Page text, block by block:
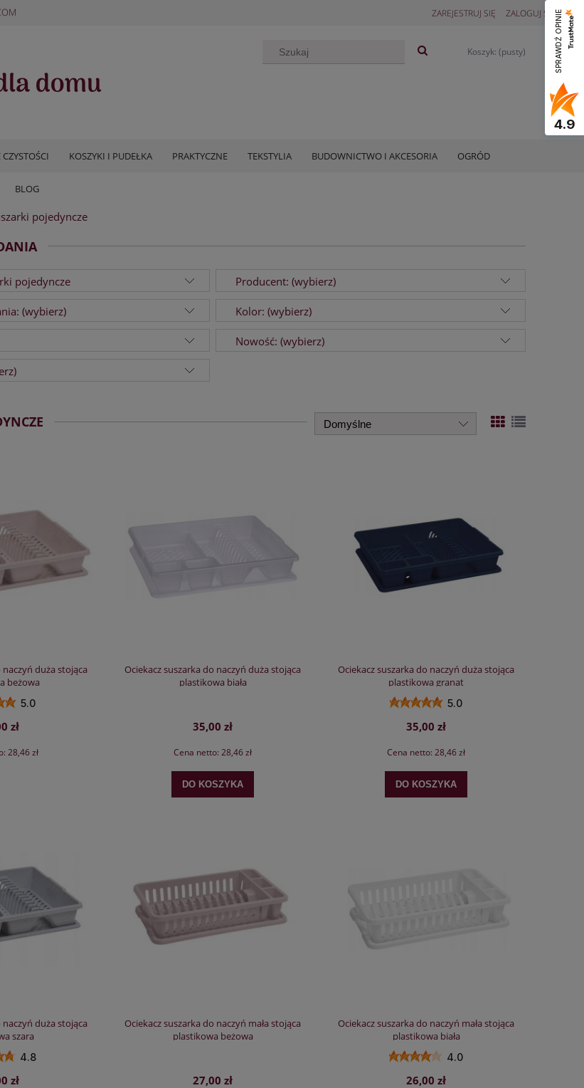
ZAREJESTRUJ SIĘ ZALOGUJ SIĘ
Koszyk: (pusty)
KOSZYKI I PUDEŁKA PRAKTYCZNE TEKSTYLIA BUDOWNICTWO I AKCESORIA OGRÓD
BLOG
pojedyncze
pojedyncze Producent: (wybierz)
(wybierz) Kolor: (wybierz)
Nowość: (wybierz)
duża stojąca
beżowa
5.0
zł
28,46 zł
Ociekacz suszarka do naczyń duża stojąca
plastikowa biała
35,00 zł
Cena netto: 28,46 zł
DO KOSZYKA
Ociekacz suszarka do naczyń duża stojąca
plastikowa granat
5.0
35,00 zł
Cena netto: 28,46 zł
DO KOSZYKA
duża stojąca
szara
4.8
zł
Ociekacz suszarka do naczyń mała stojąca
plastikowa beżowa
27,00 zł
Ociekacz suszarka do naczyń mała stojąca
plastikowa biała
4.0
26,00 zł
SPRAWDŹ OPINIE
4.9